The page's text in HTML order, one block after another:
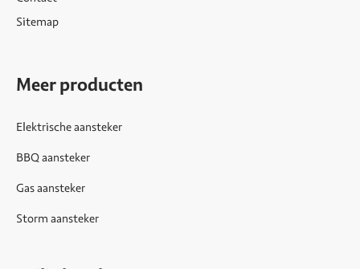
Sitemap
Meer producten
Elektrische aansteker
BBQ aansteker
Gas aansteker
Storm aansteker